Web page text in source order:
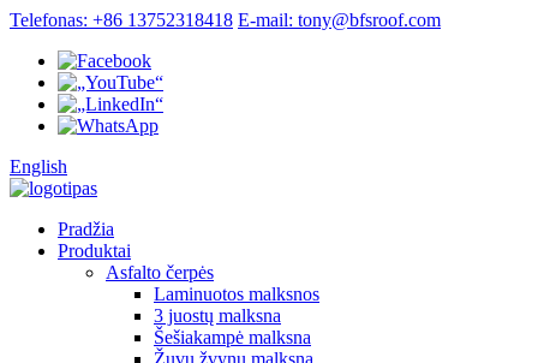
Telefonas: +86 13752318418 E-mail: tony@bfsroof.com
English
Pradžia
Produktai
Asfalto čerpės
Laminuotos malksnos
3 juostų malksna
Šešiakampė malksna
Žuvų žvynų malksna